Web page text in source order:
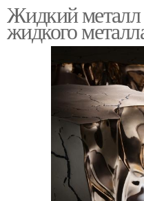
Жидкий металл
жидкого